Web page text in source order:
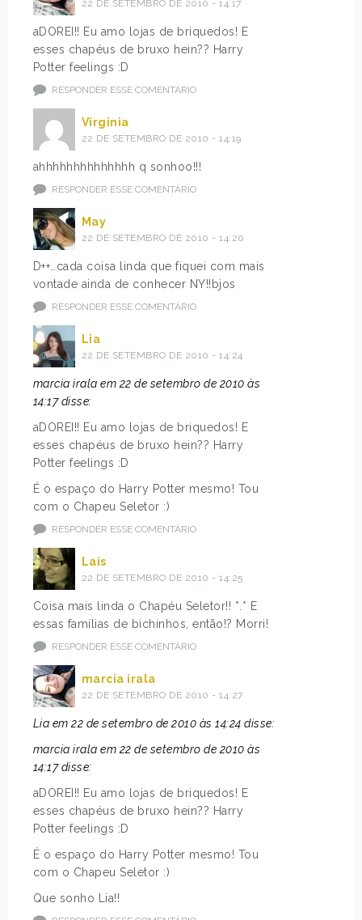
22 DE SETEMBRO DE 2010 - 14:17
aDOREI!! Eu amo lojas de briquedos! E
esses chapéus de bruxo hein?? Harry
Potter feelings :D
RESPONDER ESSE COMENTÁRIO
Virginia
22 DE SETEMBRO DE 2010 - 14:19
ahhhhhhhhhhhhhh q sonhoo!!!
RESPONDER ESSE COMENTÁRIO
May
22 DE SETEMBRO DE 2010 - 14:20
D++…cada coisa linda que fiquei com mais
vontade ainda de conhecer NY!!bjos
RESPONDER ESSE COMENTÁRIO
Lia
22 DE SETEMBRO DE 2010 - 14:24
marcia irala em 22 de setembro de 2010 às
14:17 disse:
aDOREI!! Eu amo lojas de briquedos! E
esses chapéus de bruxo hein?? Harry
Potter feelings :D
É o espaço do Harry Potter mesmo! Tou
com o Chapeu Seletor :)
RESPONDER ESSE COMENTÁRIO
Laís
22 DE SETEMBRO DE 2010 - 14:25
Coisa mais linda o Chapéu Seletor!! *.* E
essas famílias de bichinhos, então!? Morri!
RESPONDER ESSE COMENTÁRIO
marcia irala
22 DE SETEMBRO DE 2010 - 14:27
Lia em 22 de setembro de 2010 às 14:24 disse:
marcia irala em 22 de setembro de 2010 às
14:17 disse:
aDOREI!! Eu amo lojas de briquedos! E
esses chapéus de bruxo hein?? Harry
Potter feelings :D
É o espaço do Harry Potter mesmo! Tou
com o Chapeu Seletor :)
Que sonho Lia!!